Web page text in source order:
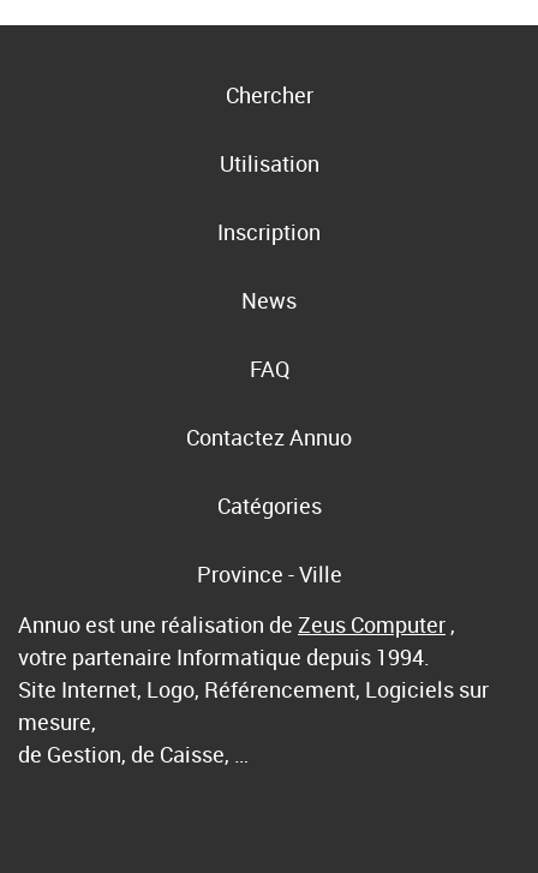
Chercher
Utilisation
Inscription
News
FAQ
Contactez Annuo
Catégories
Province - Ville
Annuo est une réalisation de Zeus Computer ,
votre partenaire Informatique depuis 1994.
Site Internet, Logo, Référencement, Logiciels sur
mesure,
de Gestion, de Caisse, …